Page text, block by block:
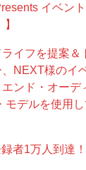
イベン
イフを提案＆
NEXT様のイ
ンド・オーデ
モデルを使用
者1万人到達！